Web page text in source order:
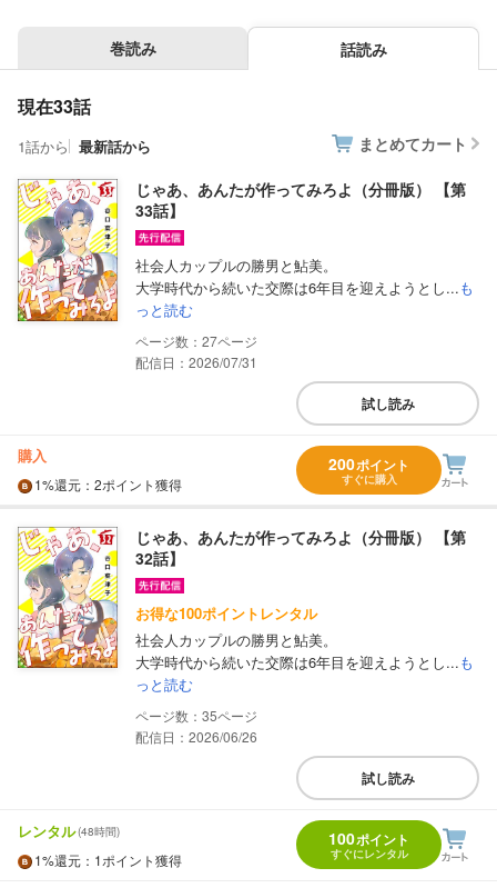
巻読み 話読み
現在33話
1話から 最新話から まとめてカート
じゃあ、あんたが作ってみろよ（分冊版） 【第
33話】
社会人カップルの勝男と鮎美。
大学時代から続いた交際は6年目を迎えようとし...も
っと読む
27
配信日：2026/07/31
試し読み
購入
1%還元 ：2ポイント獲得
200ポイント
すぐに購入
じゃあ、あんたが作ってみろよ（分冊版） 【第
32話】
お得な100ポイントレンタル
社会人カップルの勝男と鮎美。
大学時代から続いた交際は6年目を迎えようとし...も
っと読む
35
配信日：2026/06/26
試し読み
レンタル(48時間)
1%還元 ：1ポイント獲得
100ポイント
すぐにレンタル